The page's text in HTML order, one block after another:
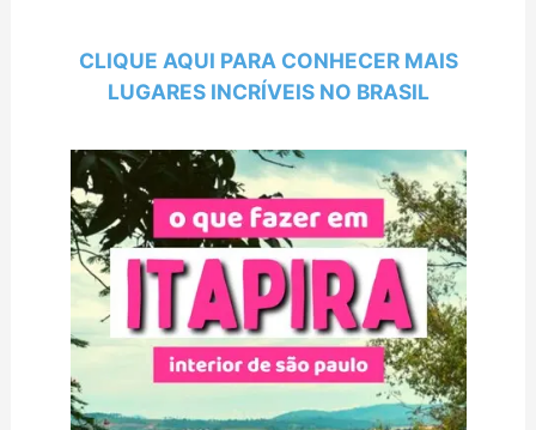
CLIQUE AQUI PARA CONHECER MAIS
LUGARES INCRÍVEIS NO BRASIL